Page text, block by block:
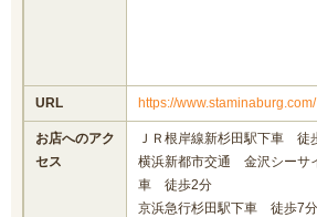
URL https://www.staminaburg.com/
お店へのアク
セス
ＪＲ根岸線新杉田駅下車 徒
横浜新都市交通 金沢シーサ
車 徒歩2分
京浜急行杉田駅下車 徒歩7分